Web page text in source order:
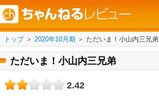
トップ＞ 2020年10月期 ＞ ただいま！小山内三兄弟
ただいま！小山内三兄弟
2.42